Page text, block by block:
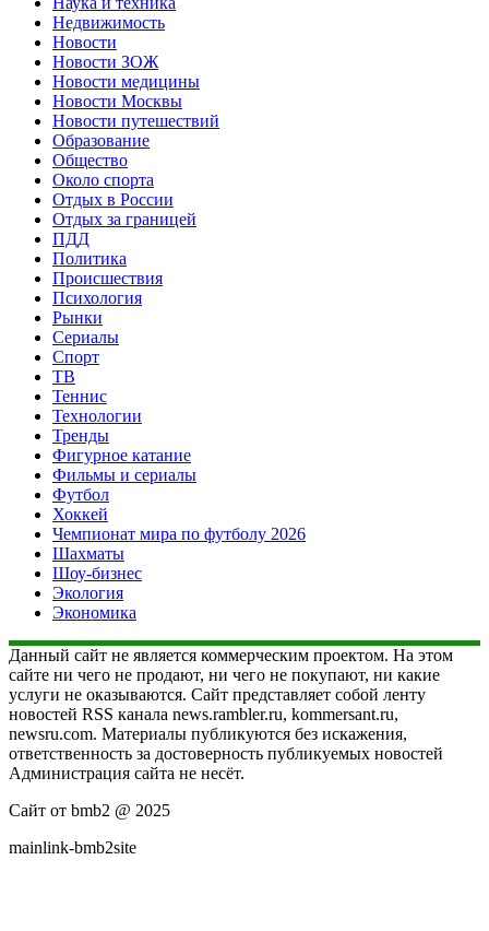
Недвижимость
Новости
Новости ЗОЖ
Новости медицины
Новости Москвы
Новости путешествий
Образование
Общество
Около спорта
Отдых в России
Отдых за границей
ПДД
Политика
Происшествия
Психология
Рынки
Сериалы
Спорт
ТВ
Теннис
Технологии
Тренды
Фигурное катание
Фильмы и сериалы
Футбол
Хоккей
Чемпионат мира по футболу 2026
Шахматы
Шоу-бизнес
Экология
Экономика
Данный сайт не является коммерческим проектом. На этом
сайте ни чего не продают, ни чего не покупают, ни какие
услуги не оказываются. Сайт представляет собой ленту
новостей RSS канала news.rambler.ru, kommersant.ru,
newsru.com. Материалы публикуются без искажения,
ответственность за достоверность публикуемых новостей
Администрация сайта не несёт.
Сайт от bmb2 @ 2025
mainlink-bmb2site